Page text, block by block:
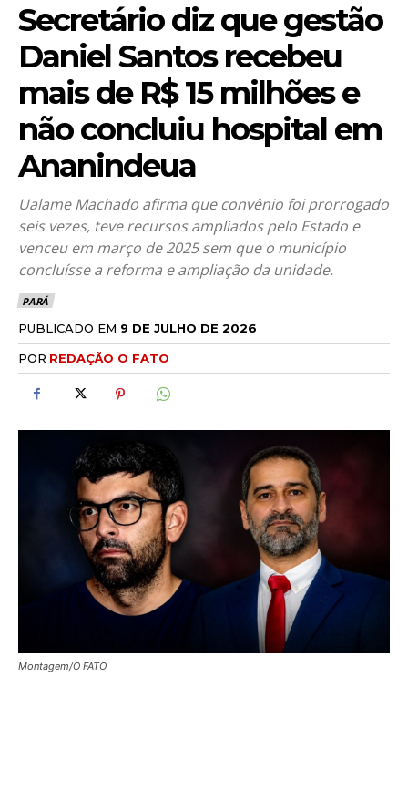
Secretário diz que gestão
Daniel Santos recebeu
mais de R$ 15 milhões e
não concluiu hospital em
Ananindeua
Ualame Machado afirma que convênio foi prorrogado
seis vezes, teve recursos ampliados pelo Estado e
venceu em março de 2025 sem que o município
concluísse a reforma e ampliação da unidade.
PARÁ
PUBLICADO EM 9 DE JULHO DE 2026
POR REDAÇÃO O FATO
Montagem/O FATO